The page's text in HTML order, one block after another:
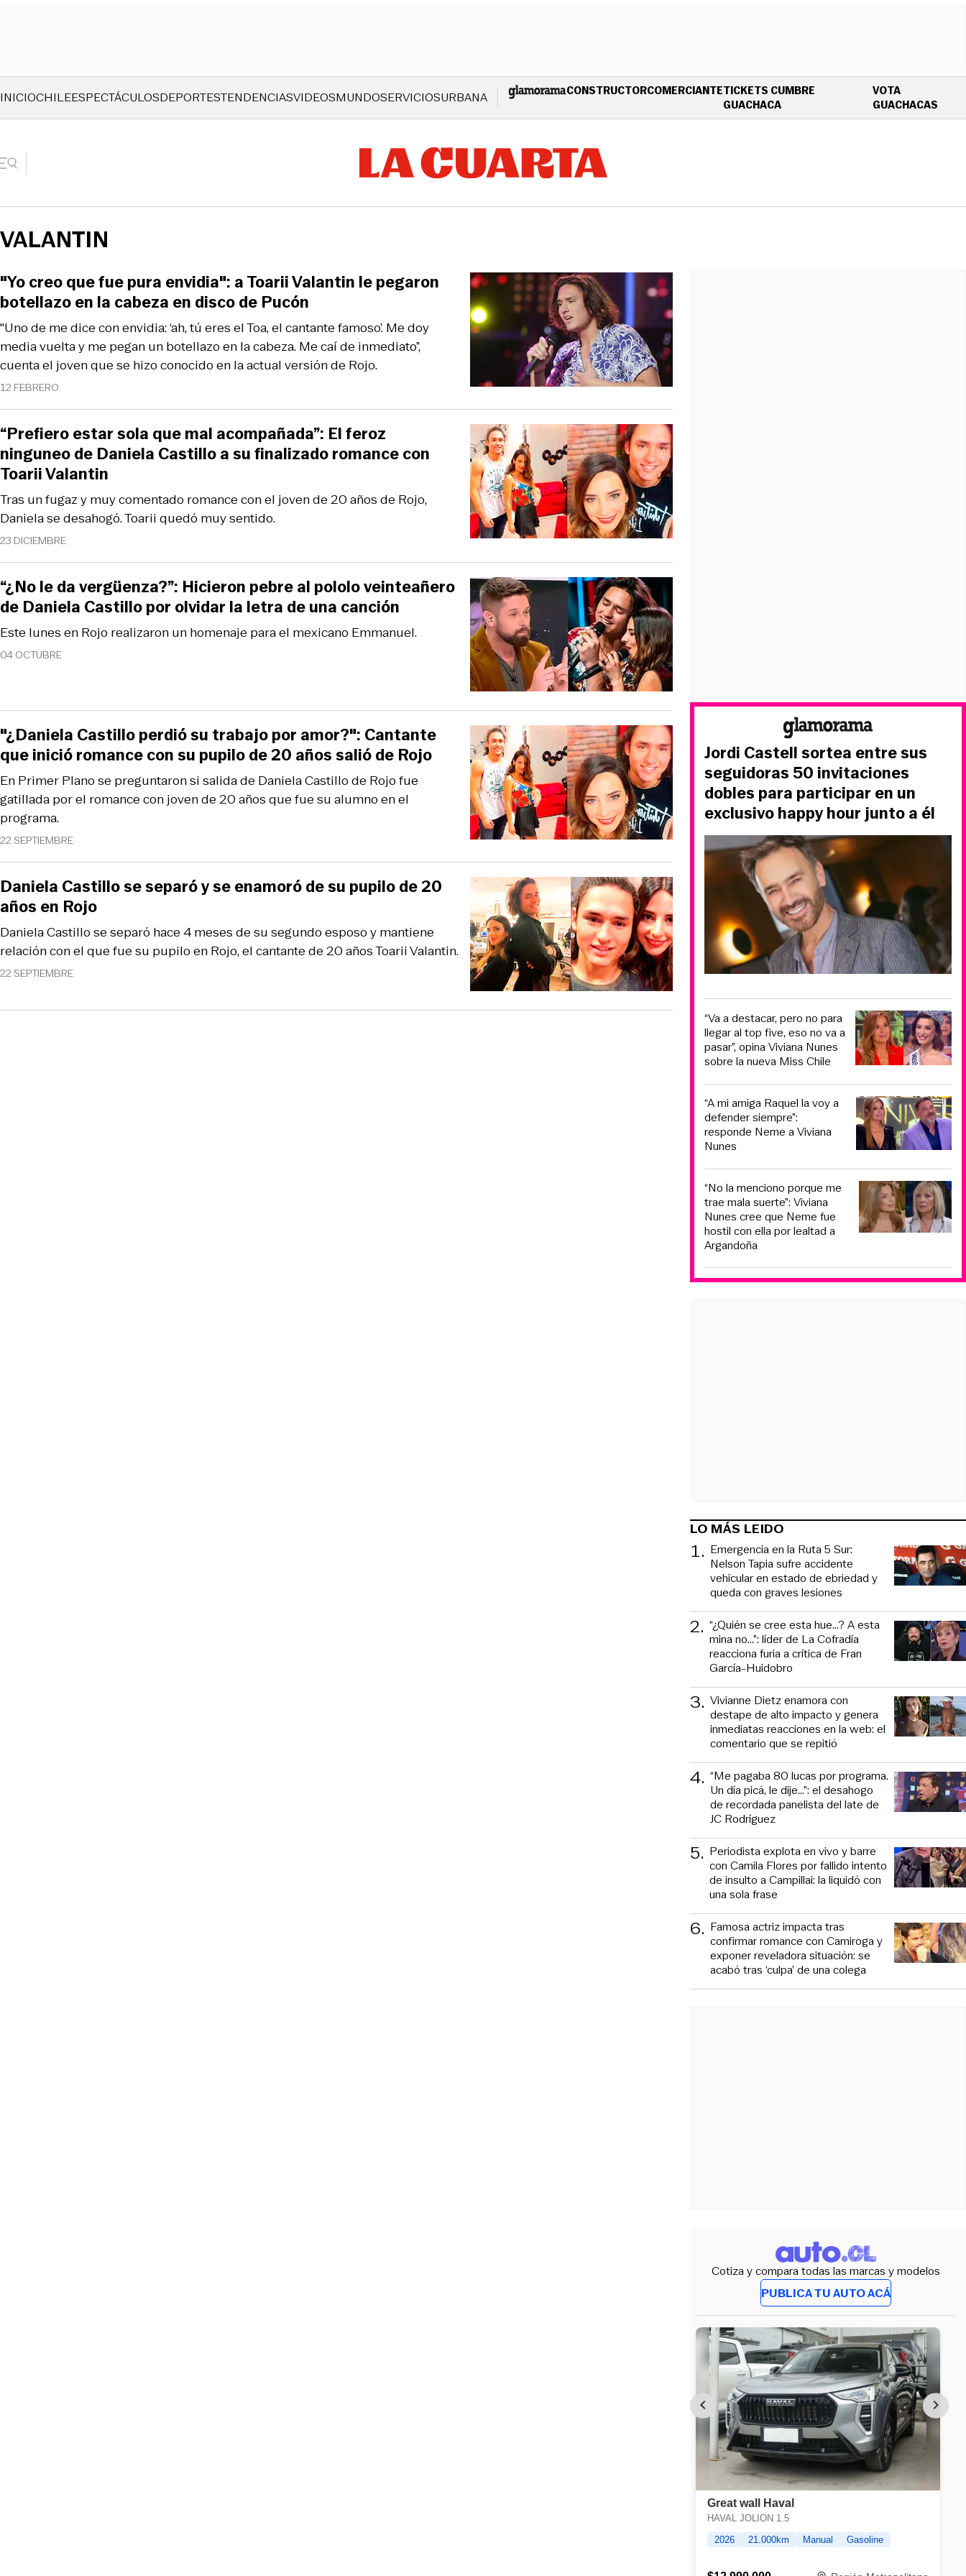
INICIOCHILEESPECTÁCULOSDEPORTESTENDENCIASVIDEOSMUNDOSERVICIOSURBANA CONSTRUCTORCOMERCIANTETICKETS CUMBRE
GUACHACAOPENS IN NEW WINDOW
VOTA
GUACHACAS
VALANTIN
12 FEBRERO
"Uno de me dice con envidia: ‘ah, tú eres el Toa, el cantante famoso’. Me doy
media vuelta y me pegan un botellazo en la cabeza. Me caí de inmediato”,
cuenta el joven que se hizo conocido en la actual versión de Rojo.
"Yo creo que fue pura envidia": a Toarii Valantin le pegaron
botellazo en la cabeza en disco de Pucón
23 DICIEMBRE
Tras un fugaz y muy comentado romance con el joven de 20 años de Rojo,
Daniela se desahogó. Toarii quedó muy sentido.
“Prefiero estar sola que mal acompañada”: El feroz
ninguneo de Daniela Castillo a su finalizado romance con
Toarii Valantin
04 OCTUBRE
Este lunes en Rojo realizaron un homenaje para el mexicano Emmanuel.
“¿No le da vergüenza?”: Hicieron pebre al pololo veinteañero
de Daniela Castillo por olvidar la letra de una canción
22 SEPTIEMBRE
En Primer Plano se preguntaron si salida de Daniela Castillo de Rojo fue
gatillada por el romance con joven de 20 años que fue su alumno en el
programa.
"¿Daniela Castillo perdió su trabajo por amor?": Cantante
que inició romance con su pupilo de 20 años salió de Rojo
22 SEPTIEMBRE
Daniela Castillo se separó hace 4 meses de su segundo esposo y mantiene
relación con el que fue su pupilo en Rojo, el cantante de 20 años Toarii Valantin.
Daniela Castillo se separó y se enamoró de su pupilo de 20
años en Rojo
Jordi Castell sortea entre sus
seguidoras 50 invitaciones
dobles para participar en un
exclusivo happy hour junto a él
“Va a destacar, pero no para
llegar al top five, eso no va a
pasar”, opina Viviana Nunes
sobre la nueva Miss Chile
“A mi amiga Raquel la voy a
defender siempre”:
responde Neme a Viviana
Nunes
“No la menciono porque me
trae mala suerte”: Viviana
Nunes cree que Neme fue
hostil con ella por lealtad a
Argandoña
LO MÁS LEIDO
1. Emergencia en la Ruta 5 Sur:
Nelson Tapia sufre accidente
vehicular en estado de ebriedad y
queda con graves lesiones
2. “¿Quién se cree esta hue...? A esta
mina no...”: líder de La Cofradía
reacciona furia a crítica de Fran
García-Huidobro
3. Vivianne Dietz enamora con
destape de alto impacto y genera
inmediatas reacciones en la web: el
comentario que se repitió
4. “Me pagaba 80 lucas por programa.
Un día picá, le dije...”: el desahogo
de recordada panelista del late de
JC Rodríguez
5. Periodista explota en vivo y barre
con Camila Flores por fallido intento
de insulto a Campillai: la liquidó con
una sola frase
6. Famosa actriz impacta tras
confirmar romance con Camiroga y
exponer reveladora situación: se
acabó tras ‘culpa’ de una colega
Cotiza y compara todas las marcas y modelos
PUBLICA TU AUTO ACÁ